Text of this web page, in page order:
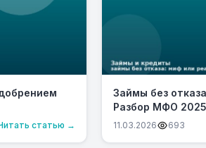
статью →
Займы без
Разбор МФО 2025
11.03.2026 693